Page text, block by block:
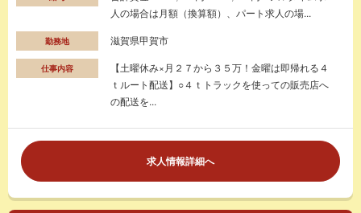
人の場合は月額（換算額）、パート求人の場...
勤務地 滋賀県甲賀市
仕事内容
【土曜休み×月２７から３５万！金曜は即帰れる４
ｔルート配送】○４ｔトラックを使っての販売店へ
の配送を...
求人情報詳細へ